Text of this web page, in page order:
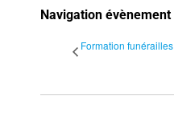
Navigation évènement
Formation funérailles